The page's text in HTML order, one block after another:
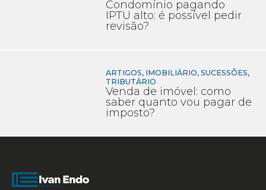
Condomínio pagando
IPTU alto: é possível pedir
revisão?
ARTIGOS, IMOBILIÁRIO,SUCESSÕES,
TRIBUTÁRIO
Venda de imóvel: como
saber quanto vou pagar de
imposto?